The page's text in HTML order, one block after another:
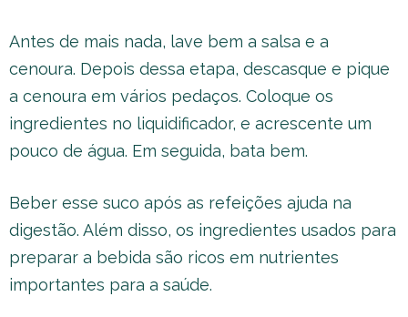
Antes de mais nada, lave bem a salsa e a
cenoura. Depois dessa etapa, descasque e pique
a cenoura em vários pedaços. Coloque os
ingredientes no liquidificador, e acrescente um
pouco de água. Em seguida, bata bem.
Beber esse suco após as refeições ajuda na
digestão. Além disso, os ingredientes usados para
preparar a bebida são ricos em nutrientes
importantes para a saúde.